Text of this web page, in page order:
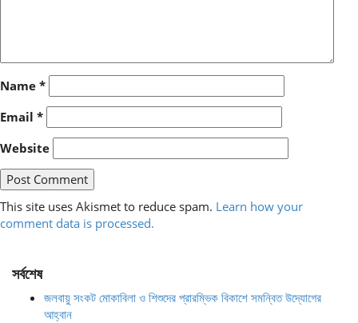
Name *
Email *
Website
This site uses Akismet to reduce spam. Learn how your
comment data is processed.
সর্বশেষ
জলবায়ু সংকট মোকাবিলা ও শিশুদের প্রারম্ভিক বিকাশে সমন্বিত উদ্যোগের
আহ্বান